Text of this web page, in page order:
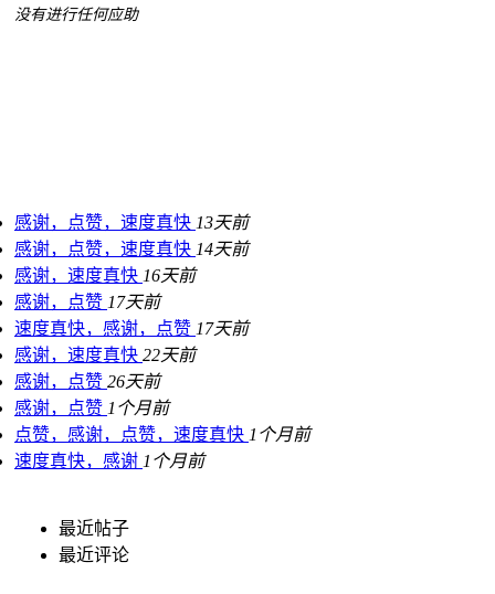
没有进行任何应助
感谢，点赞，速度真快 13天前
感谢，点赞，速度真快 14天前
感谢，速度真快 16天前
感谢，点赞 17天前
速度真快，感谢，点赞 17天前
感谢，速度真快 22天前
感谢，点赞 26天前
感谢，点赞 1个月前
点赞，感谢，点赞，速度真快 1个月前
速度真快，感谢 1个月前
最近帖子
最近评论